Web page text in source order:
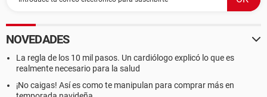
NOVEDADES
La regla de los 10 mil pasos. Un cardiólogo explicó lo que es
realmente necesario para la salud
¡No caigas! Así es como te manipulan para comprar más en